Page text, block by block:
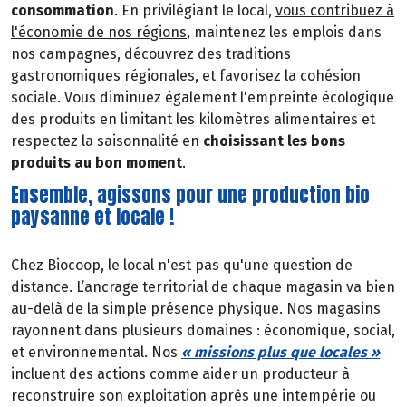
consommation. En privilégiant le local, vous contribuez à
l'économie de nos régions, maintenez les emplois dans
nos campagnes, découvrez des traditions
gastronomiques régionales, et favorisez la cohésion
sociale. Vous diminuez également l'empreinte écologique
des produits en limitant les kilomètres alimentaires et
respectez la saisonnalité en choisissant les bons
produits au bon moment.
Ensemble, agissons pour une production bio
paysanne et locale !
Chez Biocoop, le local n'est pas qu'une question de
distance. L’ancrage territorial de chaque magasin va bien
au-delà de la simple présence physique. Nos magasins
rayonnent dans plusieurs domaines : économique, social,
et environnemental. Nos « missions plus que locales »
incluent des actions comme aider un producteur à
reconstruire son exploitation après une intempérie ou